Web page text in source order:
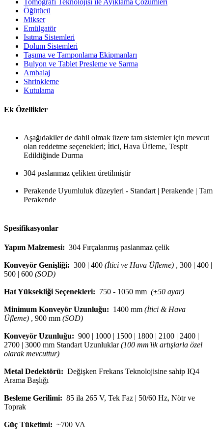
Tomografi Teknolojisi ile Ayıklama Çözümleri
Öğütücü
Mikser
Emülgatör
Isıtma Sistemleri
Dolum Sistemleri
Taşıma ve Tamponlama Ekipmanları
Bulyon ve Tablet Presleme ve Sarma
Ambalaj
Shrinkleme
Kutulama
Ek Özellikler
Aşağıdakiler de dahil olmak üzere tam sistemler için mevcut
olan reddetme seçenekleri; İtici, Hava Üfleme, Tespit
Edildiğinde Durma
304 paslanmaz çelikten üretilmiştir
Perakende Uyumluluk düzeyleri - Standart | Perakende | Tam
Perakende
Spesifikasyonlar
Yapım Malzemesi: 304 Fırçalanmış paslanmaz çelik
Konveyör Genişliği: 300 | 400 (İtici ve Hava Üfleme) , 300 | 400 |
500 | 600 (SOD)
Hat Yüksekliği Seçenekleri: 750 - 1050 mm (±50 ayar)
Minimum Konveyör Uzunluğu: 1400 mm (İtici & Hava
Üfleme) , 900 mm (SOD)
Konveyör Uzunluğu: 900 | 1000 | 1500 | 1800 | 2100 | 2400 |
2700 | 3000 mm Standart Uzunluklar(100 mm'lik artışlarla özel
olarak mevcuttur)
Metal Dedektörü: Değişken Frekans Teknolojisine sahip IQ4
Arama Başlığı
Besleme Gerilimi: 85 ila 265 V, Tek Faz | 50/60 Hz, Nötr ve
Toprak
Güç Tüketimi: ~700 VA